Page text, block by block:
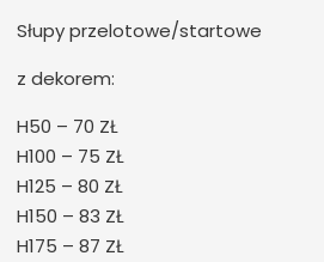
Słupy przelotowe/startowe
z dekorem:
H50 – 70 ZŁ
H100 – 75 ZŁ
H125 – 80 ZŁ
H150 – 83 ZŁ
H175 – 87 ZŁ